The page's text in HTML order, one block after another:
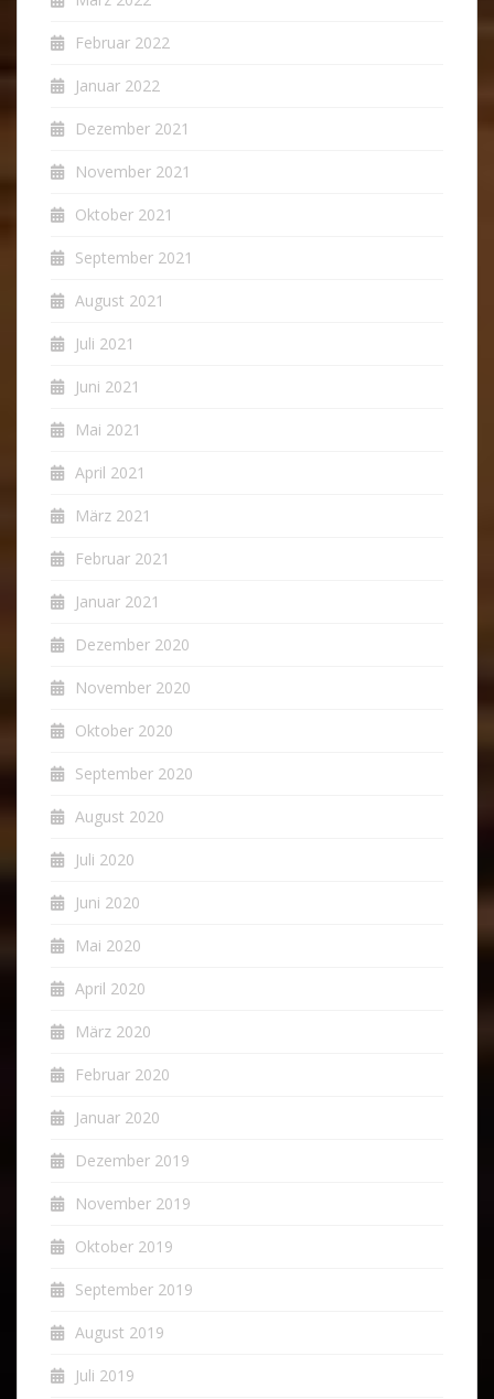
Februar 2022
Januar 2022
Dezember 2021
November 2021
Oktober 2021
September 2021
August 2021
Juli 2021
Juni 2021
Mai 2021
April 2021
März 2021
Februar 2021
Januar 2021
Dezember 2020
November 2020
Oktober 2020
September 2020
August 2020
Juli 2020
Juni 2020
Mai 2020
April 2020
März 2020
Februar 2020
Januar 2020
Dezember 2019
November 2019
Oktober 2019
September 2019
August 2019
Juli 2019